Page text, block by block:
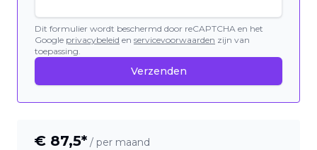
Dit formulier wordt beschermd door reCAPTCHA en het
Google privacybeleid en servicevoorwaarden zijn van
toepassing.
Verzenden
€ 87,5* / per maand